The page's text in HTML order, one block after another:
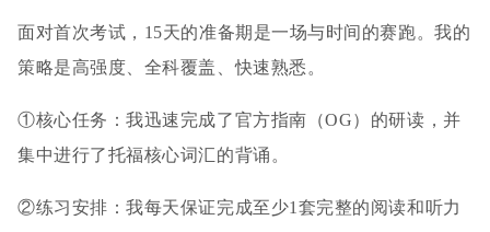
面对首次考试，15天的准备期是一场与时间的赛跑。我的
策略是高强度、全科覆盖、快速熟悉。
①核心任务：我迅速完成了官方指南（OG）的研读，并
集中进行了托福核心词汇的背诵。
②练习安排：我每天保证完成至少1套完整的阅读和听力